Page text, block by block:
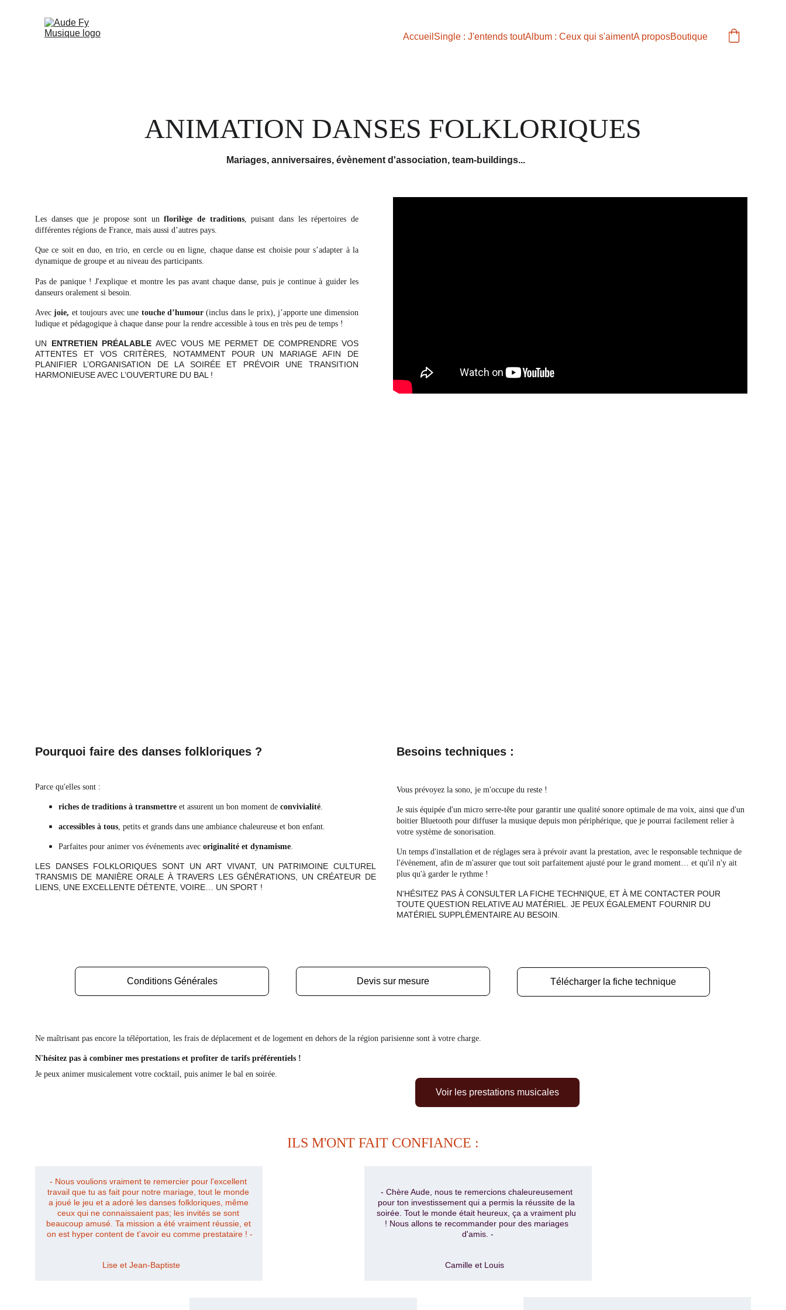
Accueil Single : J'entends toutAlbum : Ceux qui s'aimentA proposBoutique
ANIMATION DANSES FOLKLORIQUES
Les danses que je propose sont unflorilège de traditions, puisant dans les répertoires de
différentes régions de France, mais aussi d’autres pays.
Que ce soit en duo, en trio, en cercle ou en ligne, chaque danse est choisie pour s’adapter à la
dynamique de groupe et au niveau des participants.
Pas de panique ! J'explique et montre les pas avant chaque danse, puis je continue à guider les
danseurs oralement si besoin.
Avecjoie, et toujours avec une touche d’humour(inclus dans le prix), j’apporte une dimension
ludique et pédagogique à chaque danse pour la rendre accessible à tous en très peu de temps !
UN ENTRETIEN PRÉALABLE AVEC VOUS ME PERMET DE COMPRENDRE VOS
ATTENTES ET VOS CRITÈRES, NOTAMMENT POUR UN MARIAGE AFIN DE
PLANIFIER L’ORGANISATION DE LA SOIRÉE ET PRÉVOIR UNE TRANSITION
HARMONIEUSE AVEC L’OUVERTURE DU BAL !
Mariages, anniversaires, évènement d'association, team-buildings...
Télécharger la fiche technique
Conditions Générales Devis sur mesure
Vous prévoyez la sono, je m'occupe du reste !
Je suis équipée d'un micro serre-tête pour garantir une qualité sonore optimale de ma voix, ainsi que d'un
boitier Bluetooth pour diffuser la musique depuis mon périphérique, que je pourrai facilement relier à
votre système de sonorisation.
Un temps d'installation et de réglages sera à prévoir avant la prestation, avec le responsable technique de
l'évènement, afin de m'assurer que tout soit parfaitement ajusté pour le grand moment… et qu'il n'y ait
plus qu'à garder le rythme !
N'HÉSITEZ PAS À CONSULTER LA FICHE TECHNIQUE, ET À ME CONTACTER POUR
TOUTE QUESTION RELATIVE AU MATÉRIEL. JE PEUX ÉGALEMENT FOURNIR DU
MATÉRIEL SUPPLÉMENTAIRE AU BESOIN.
Besoins techniques :
Ne maîtrisant pas encore la téléportation, les frais de déplacement et de logement en dehors de la région parisienne sont à votre charge.
N'hésitez pas à combiner mes prestations et profiter de tarifs préférentiels !
Je peux animer musicalement votre cocktail, puis animer le bal en soirée.
Voir les prestations musicales
Pourquoi faire des danses folkloriques ?
Parce qu'elles sont :
riches de traditions à transmettre et assurent un bon moment de convivialité.
accessibles à tous, petits et grands dans une ambiance chaleureuse et bon enfant.
Parfaites pour animer vos événements avec originalité et dynamisme.
LES DANSES FOLKLORIQUES SONT UN ART VIVANT, UN PATRIMOINE CULTUREL
TRANSMIS DE MANIÈRE ORALE À TRAVERS LES GÉNÉRATIONS, UN CRÉATEUR DE
LIENS, UNE EXCELLENTE DÉTENTE, VOIRE… UN SPORT !
- Chère Aude, nous te remercions chaleureusement
pour ton investissement qui a permis la réussite de la
soirée. Tout le monde était heureux, ça a vraiment plu
! Nous allons te recommander pour des mariages
d'amis. -
Camille et Louis
- Nous voulions vraiment te remercier pour l'excellent
travail que tu as fait pour notre mariage, tout le monde
a joué le jeu et a adoré les danses folkloriques, même
ceux qui ne connaissaient pas; les invités se sont
beaucoup amusé. Ta mission a été vraiment réussie, et
on est hyper content de t'avoir eu comme prestataire ! -
Lise et Jean-Baptiste
ILS M'ONT FAIT CONFIANCE :